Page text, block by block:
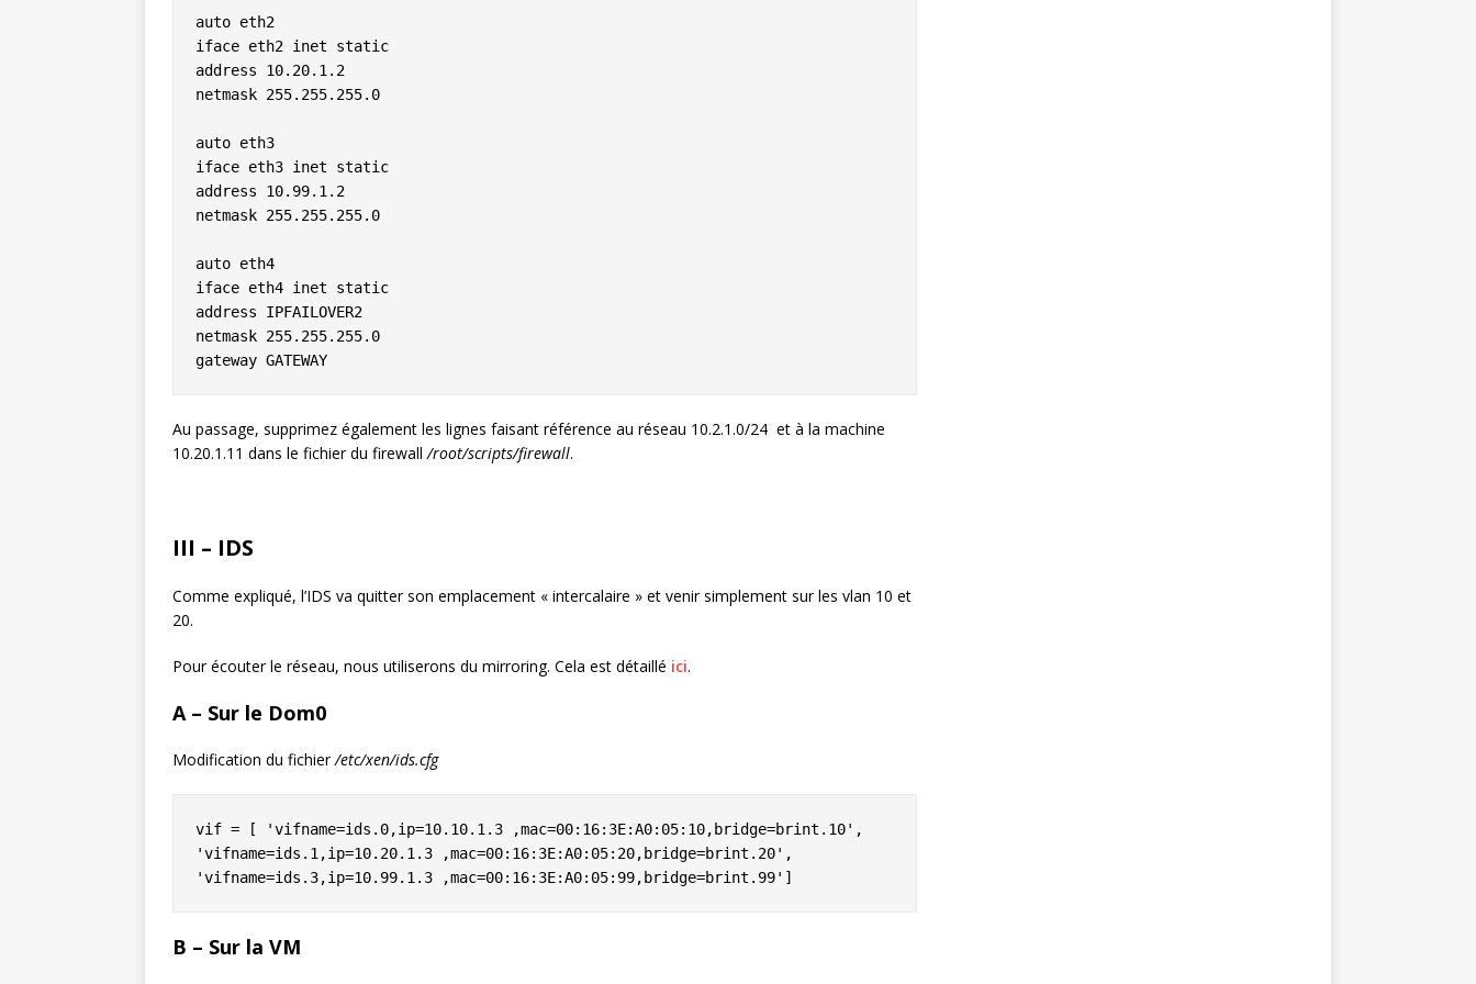
auto eth2
iface eth2 inet static
address 10.20.1.2
netmask 255.255.255.0
auto eth3
iface eth3 inet static
address 10.99.1.2
netmask 255.255.255.0
auto eth4
iface eth4 inet static
address IPFAILOVER2
netmask 255.255.255.0
gateway GATEWAY
Au passage, supprimez également les lignes faisant référence au réseau 10.2.1.0/24 et à la machine
10.20.1.11 dans le fichier du firewall/root/scripts/firewall.
III – IDS
Comme expliqué, l’IDS va quitter son emplacement « intercalaire » et venir simplement sur les vlan 10 et
20.
Pour écouter le réseau, nous utiliserons du mirroring. Cela est détaillé ici.
A – Sur le Dom0
Modification du fichier/etc/xen/ids.cfg
vif = [ 'vifname=ids.0,ip=10.10.1.3 ,mac=00:16:3E:A0:05:10,bridge=brint.10',
'vifname=ids.1,ip=10.20.1.3 ,mac=00:16:3E:A0:05:20,bridge=brint.20',
'vifname=ids.3,ip=10.99.1.3 ,mac=00:16:3E:A0:05:99,bridge=brint.99']
B – Sur la VM